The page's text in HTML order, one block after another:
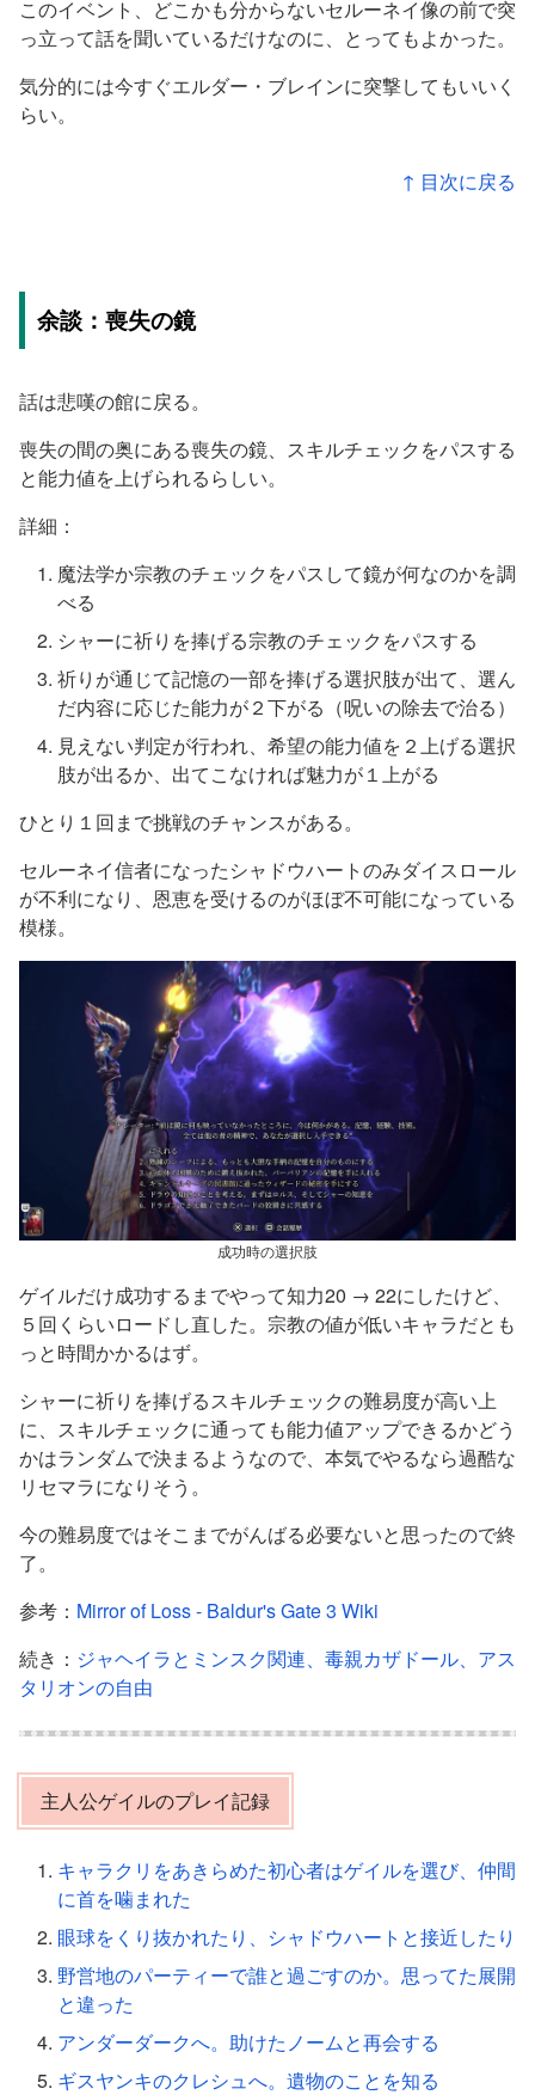
このイベント、どこかも分からないセルーネイ像の前で突
っ立って話を聞いているだけなのに、とってもよかった。
気分的には今すぐエルダー・ブレインに突撃してもいいく
らい。
↑ 目次に戻る
余談：喪失の鏡
話は悲嘆の館に戻る。
喪失の間の奥にある喪失の鏡、スキルチェックをパスする
と能力値を上げられるらしい。
詳細：
魔法学か宗教のチェックをパスして鏡が何なのかを調
べる
シャーに祈りを捧げる宗教のチェックをパスする
祈りが通じて記憶の一部を捧げる選択肢が出て、選ん
だ内容に応じた能力が２下がる（呪いの除去で治る）
見えない判定が行われ、希望の能力値を２上げる選択
肢が出るか、出てこなければ魅力が１上がる
ひとり１回まで挑戦のチャンスがある。
セルーネイ信者になったシャドウハートのみダイスロール
が不利になり、恩恵を受けるのがほぼ不可能になっている
模様。
成功時の選択肢
ゲイルだけ成功するまでやって知力20 → 22にしたけど、
５回くらいロードし直した。宗教の値が低いキャラだとも
っと時間かかるはず。
シャーに祈りを捧げるスキルチェックの難易度が高い上
に、スキルチェックに通っても能力値アップできるかどう
かはランダムで決まるようなので、本気でやるなら過酷な
リセマラになりそう。
今の難易度ではそこまでがんばる必要ないと思ったので終
了。
参考： Mirror of Loss - Baldur's Gate 3 Wiki
続き： ジャヘイラとミンスク関連、毒親カザドール、アス
タリオンの自由
主人公ゲイルのプレイ記録
キャラクリをあきらめた初心者はゲイルを選び、仲間
に首を噛まれた
眼球をくり抜かれたり、シャドウハートと接近したり
野営地のパーティーで誰と過ごすのか。思ってた展開
と違った
アンダーダークへ。助けたノームと再会する
ギスヤンキのクレシュへ。遺物のことを知る